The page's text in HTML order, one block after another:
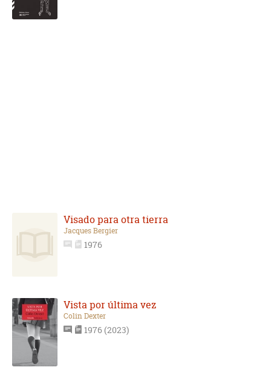
Visado para otra tierra
Jacques Bergier
1976
Vista por última vez
Colin Dexter
1976 (2023)